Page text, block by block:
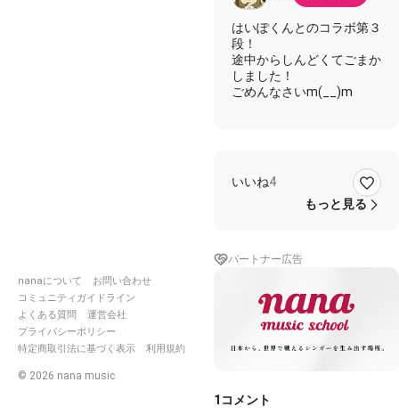
nanaについて
お問い合わせ
コミュニティガイドライン
よくある質問
運営会社
プライバシーポリシー
特定商取引法に基づく表示
利用規約
© 2026 nana music
はいぽくんとのコラボ第３
段！
途中からしんどくてごまか
しました！
ごめんなさいm(__)m
いいね4
もっと見る
パートナー広告
1 コメント